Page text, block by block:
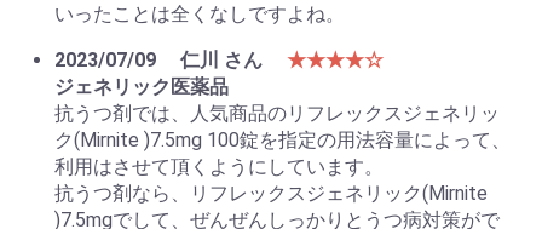
いったことは全くなしですよね。
2023/07/09
仁川 さん
★★★★☆
ジェネリック医薬品
抗うつ剤では、人気商品のリフレックスジェネリッ
ク(Mirnite )7.5mg 100錠を指定の用法容量によって、
利用はさせて頂くようにしています。
抗うつ剤なら、リフレックスジェネリック(Mirnite
)7.5mgでして、ぜんぜんしっかりとうつ病対策がで